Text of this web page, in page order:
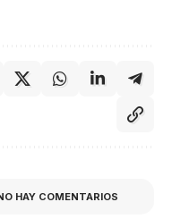
HAY COMENTARIOS